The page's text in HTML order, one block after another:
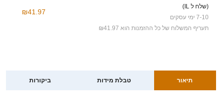
(שלח ל IL)
7-10 ימי עסקים
תעריף המשלוח של כל ההזמנות הוא ₪41.97
₪41.97
תיאור טבלת מידות ביקורות